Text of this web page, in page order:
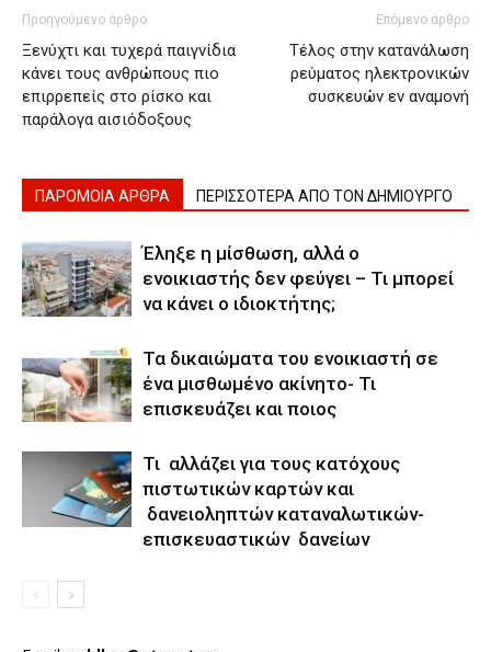
Προηγούμενο άρθρο
Ξενύχτι και τυχερά παιγνίδια
κάνει τους ανθρώπους πιο
επιρρεπείς στο ρίσκο και
παράλογα αισιόδοξους
Επόμενο άρθρο
Τέλος στην κατανάλωση
ρεύματος ηλεκτρονικών
συσκευών εν αναμονή
ΠΑΡΟΜΟΙΑ ΑΡΘΡΑ ΠΕΡΙΣΣΟΤΕΡΑ ΑΠΟ ΤΟΝ ΔΗΜΙΟΥΡΓΟ
Έληξε η μίσθωση, αλλά ο
ενοικιαστής δεν φεύγει – Τι μπορεί
να κάνει ο ιδιοκτήτης;
Τα δικαιώματα του ενοικιαστή σε
ένα μισθωμένο ακίνητο- Τι
επισκευάζει και ποιος
Τι αλλάζει για τους κατόχους
πιστωτικών καρτών και
δανειοληπτών καταναλωτικών-
επισκευαστικών δανείων